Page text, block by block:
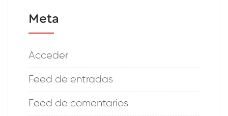
Meta
Acceder
Feed de entradas
Feed de comentarios